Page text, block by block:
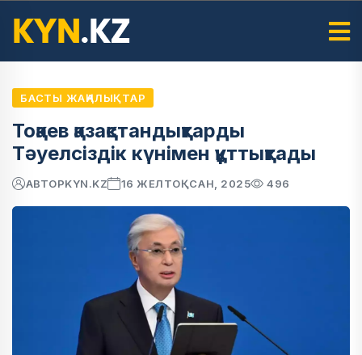
БАСТЫ ЖАҢАЛЫҚТАР
Тоқаев қазақстандықтарды
Тәуелсіздік күнімен құттықтады
АВТОРKYN.KZ 16 ЖЕЛТОҚСАН, 2025 496